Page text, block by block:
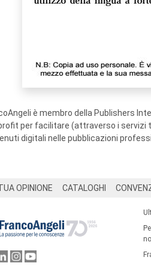
è membro della Publishers
per facilitare (attraverso i servizi
digitali nelle pubblicazioni
OPINIONE CATALOGHI